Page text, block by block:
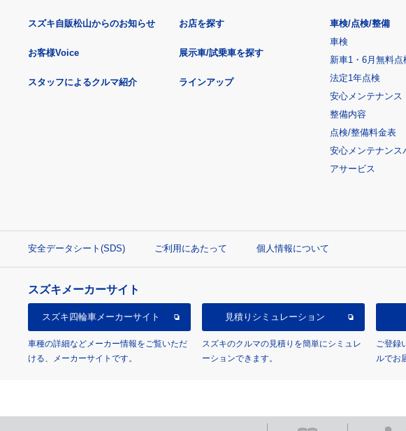
スズキ自販松山からのお知らせ
お客様Voice
スタッフによるクルマ紹介
お店を探す
展示車/試乗車を探す
ラインアップ
車検/点検/整備
車検
新車1・6月無料点
法定1年点検
安心メンテナンス
整備内容
点検/整備料金表
安心メンテナンス
アサービス
安全データシート(SDS) ご利用にあたって 個人情報について
スズキメーカーサイト
スズキ四輪車メーカーサイト
車種の詳細などメーカー情報をご覧いただ
ける、メーカーサイトです。
見積り シミュレーション
スズキのクルマの見積りを簡単にシミュレ
ーションできます。
ご登録
ルでお